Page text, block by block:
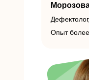
Опыт